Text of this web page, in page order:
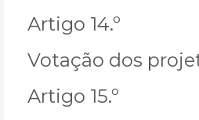
Artigo 14.º
Votação dos
Artigo 15.º